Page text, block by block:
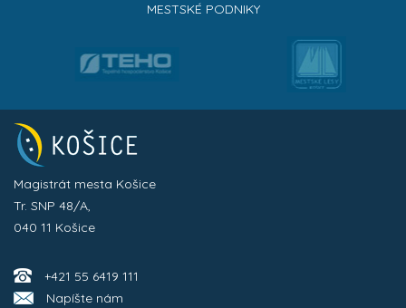
MESTSKÉ PODNIKY
Magistrát mesta Košice
Tr. SNP 48/A,
040 11 Košice
+421 55 6419 111
Napíšte nám